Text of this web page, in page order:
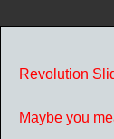
Revolution
Maybe you